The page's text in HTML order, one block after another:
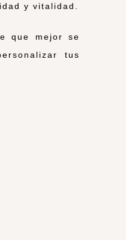
y vitalidad.
que mejor se
tus